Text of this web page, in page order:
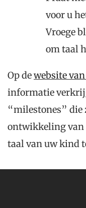
voor u
Vroege
om taal
Op dewebsite
informatie
“milestones” die
ontwikkeling van
taal van uw kind